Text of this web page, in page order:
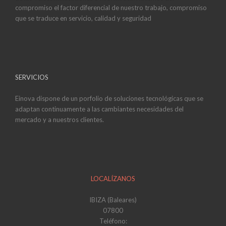
compromiso el factor diferencial de nuestro trabajo, compromiso
que se traduce en servicio, calidad y seguridad
SERVICIOS
Einova dispone de un porfolio de soluciones tecnológicas que se
adaptan continuamente a las cambiantes necesidades del
mercado y a nuestros clientes.
LOCALÍZANOS
IBIZA (Baleares)
07800
Teléfono: